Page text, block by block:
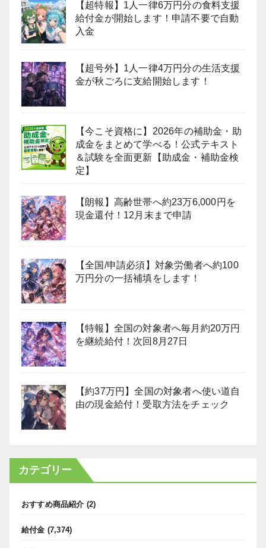
【超特報】1人一律6万円分の食料支援
給付金が開始します！申請不要で自動
入金
【超号外】1人一律4万円分の生活支援
金が秋ごろに支給開始します！
【今こそ資格に】2026年の補助金・助
成金をまとめて学べる！公式テキスト
＆試験を全面更新【助成金・補助金検
定】
【朗報】高齢世帯へ約23万6,000円を
現金還付！12月末まで申請
【全国/申請必須】対象労働者へ約100
万円分の一括補填をします！
【特報】全国の対象者へ毎月約20万円
を継続給付！次回8月27日
【約37万円】全国の対象者へ使い道自
由の現金給付！受取方法をチェック
カテゴリー
おすすめ商品紹介 (2)
給付金 (7,374)